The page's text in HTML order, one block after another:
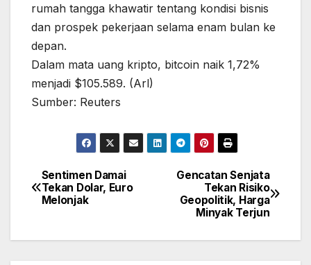
rumah tangga khawatir tentang kondisi bisnis
dan prospek pekerjaan selama enam bulan ke
depan.
Dalam mata uang kripto, bitcoin naik 1,72%
menjadi $105.589. (Arl)
Sumber: Reuters
Post
navigation
Gencatan Senjata
Tekan Risiko
Geopolitik, Harga
Minyak Terjun
Sentimen Damai
Tekan Dolar, Euro
Melonjak